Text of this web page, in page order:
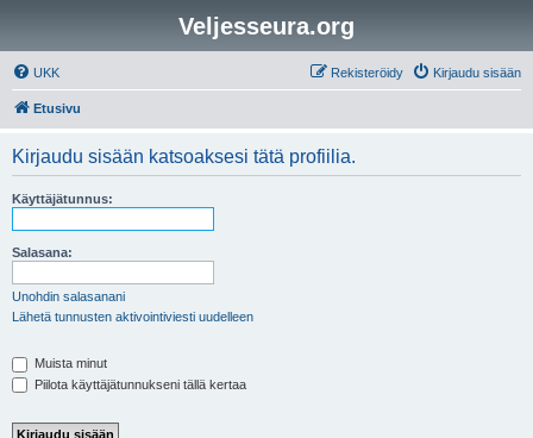
Veljesseura.org
UKK Kirjaudu sisään
Rekisteröidy
Etusivu
Kirjaudu sisään katsoaksesi tätä profiilia.
Käyttäjätunnus:
Salasana:
Unohdin salasanani
Lähetä tunnusten aktivointiviesti uudelleen
Muista minut
Piilota käyttäjätunnukseni tällä kertaa